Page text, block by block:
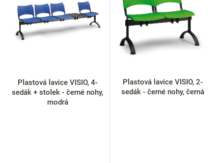
Plastová lavice VISIO, 4-
sedák + stolek - černé nohy,
modrá
Plastová lavice VISIO, 2-
sedák - černé nohy, černá